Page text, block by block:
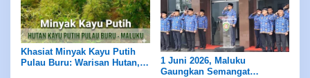
Khasiat Minyak Kayu Putih
Pulau Buru: Warisan Hutan,
1 Juni 2026, Maluku
Gaungkan Semangat